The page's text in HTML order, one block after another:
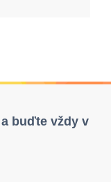
buďte vždy v